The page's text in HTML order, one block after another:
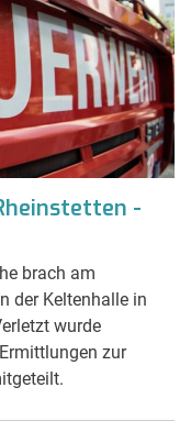
-
brach am
der Keltenhalle in
wurde
zur